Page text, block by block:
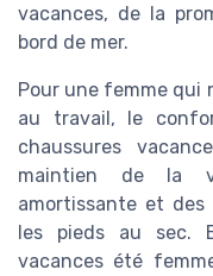
vacances, de la
bord de mer.
Pour une femme qui
au travail, le
chaussures
maintien de la
amortissante et des
les pieds au sec.
vacances été